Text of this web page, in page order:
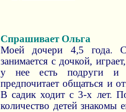
Спрашивает Ольга
Моей дочери 4,5 года.
занимается с дочкой,
у нее есть подруги и
предпочитает общаться и
В садик ходит с 3-х лет.
количество детей знакомы